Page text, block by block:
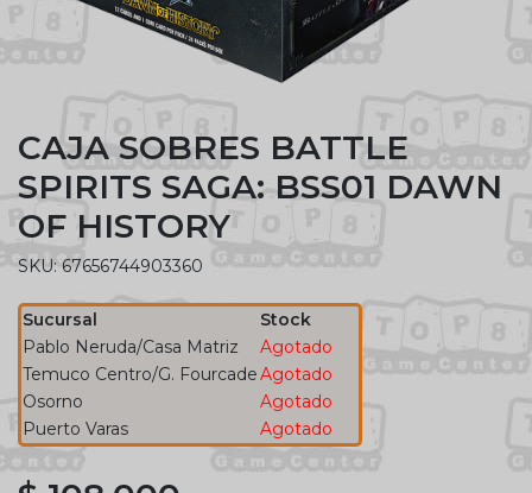
CAJA SOBRES BATTLE
SPIRITS SAGA: BSS01 DAWN
OF HISTORY
SKU: 67656744903360
Sucursal
Stock
Pablo Neruda/Casa Matriz
Agotado
Temuco Centro/G. FourcadeAgotado
Osorno
Agotado
Puerto Varas
Agotado